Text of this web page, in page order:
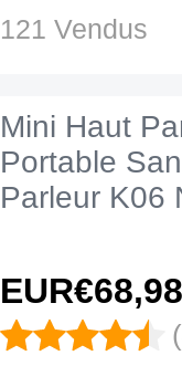
121 Vendus
Mini Haut
Portable
Parleur K06
EUR€68,98